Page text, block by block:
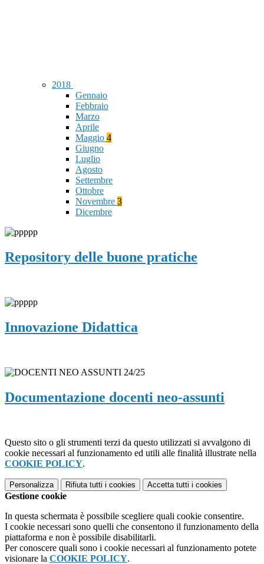
2018
Gennaio
Febbraio
Marzo
Aprile
Maggio 4
Giugno
Luglio
Agosto
Settembre
Ottobre
Novembre 3
Dicembre
Repository delle buone pratiche
Innovazione Didattica
Documentazione docenti neo-assunti
Questo sito o gli strumenti terzi da questo utilizzati si avvalgono di
cookie necessari al funzionamento ed utili alle finalità illustrate nella
COOKIE POLICY.
Personalizza Rifiuta tutti i cookies Accetta tutti i cookies
Gestione cookie
In questa schermata è possibile scegliere quali cookie consentire.
I cookie necessari sono quelli che consentono il funzionamento della
piattaforma e non è possibile disabilitarli.
Per conoscere quali sono i cookie necessari al funzionamento potete
visionare la COOKIE POLICY.